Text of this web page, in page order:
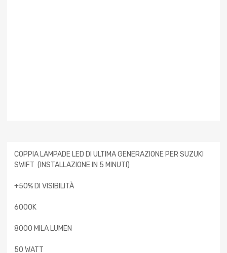
COPPIA LAMPADE LED DI ULTIMA GENERAZIONE PER SUZUKI
SWIFT (INSTALLAZIONE IN 5 MINUTI)
+50% DI VISIBILITÀ
6000K
8000 MILA LUMEN
50 WATT